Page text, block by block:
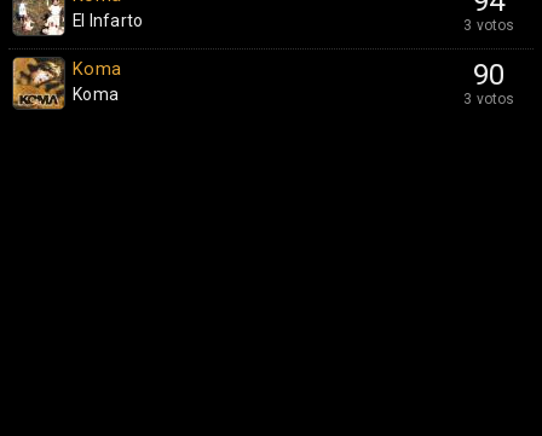
3 votos
El Infarto
90
3 votos
Koma
Koma